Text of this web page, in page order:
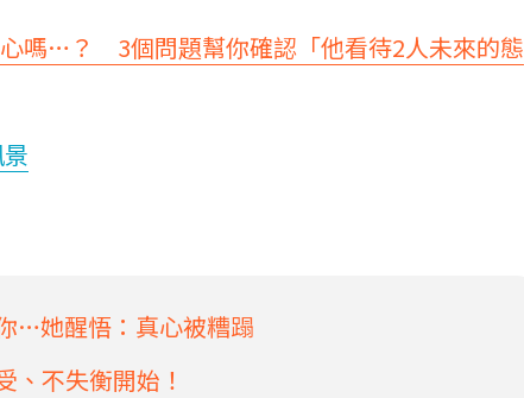
嗎…？ 3個問題幫你確認「他看待2人未來的態
…她醒悟：真心被糟蹋
、不失衡開始！